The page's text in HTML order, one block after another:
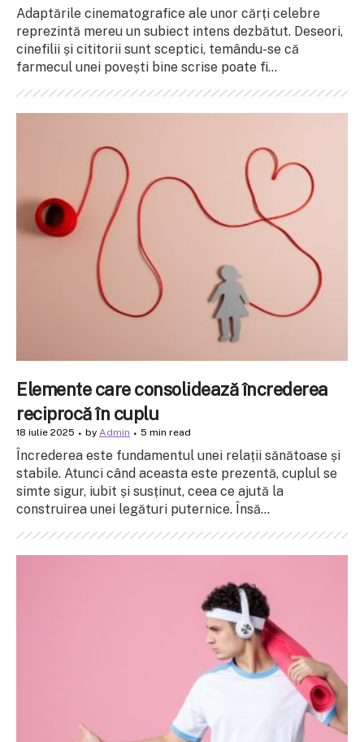
Adaptările cinematografice ale unor cărți celebre
reprezintă mereu un subiect intens dezbătut. Deseori,
cinefilii și cititorii sunt sceptici, temându-se că
farmecul unei povești bine scrise poate fi...
Elemente care consolidează încrederea
reciprocă în cuplu
18 iulie 2025 by Admin 5 min read
Încrederea este fundamentul unei relații sănătoase și
stabile. Atunci când aceasta este prezentă, cuplul se
simte sigur, iubit și susținut, ceea ce ajută la
construirea unei legături puternice. Însă...